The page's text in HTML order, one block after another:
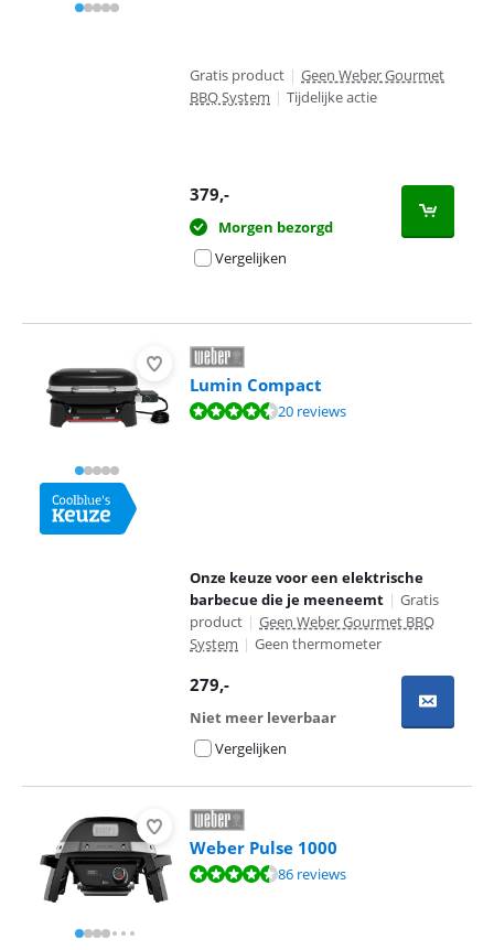
Gratis product | Geen Weber Gourmet
BBQ System | Tijdelijke actie
379,-
Morgen bezorgd
Vergelijken
Lumin Compact
Beoordeling is 8,8 van de 10, gebaseerd op 20 reviews.
20 reviews
Onze keuze voor een elektrische
barbecue die je meeneemt | Gratis
product | Geen Weber Gourmet BBQ
System | Geen thermometer
279,-
Niet meer leverbaar
Vergelijken
Weber Pulse 1000
Beoordeling is 9,2 van de 10, gebaseerd op 86 reviews.
86 reviews